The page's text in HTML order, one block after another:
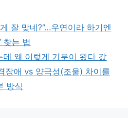
잘 맞네?”…우연이라 하기엔
찾는 법
데 왜 이렇게 기분이 왔다 갔
장애 vs 양극성(조울) 차이를
방식